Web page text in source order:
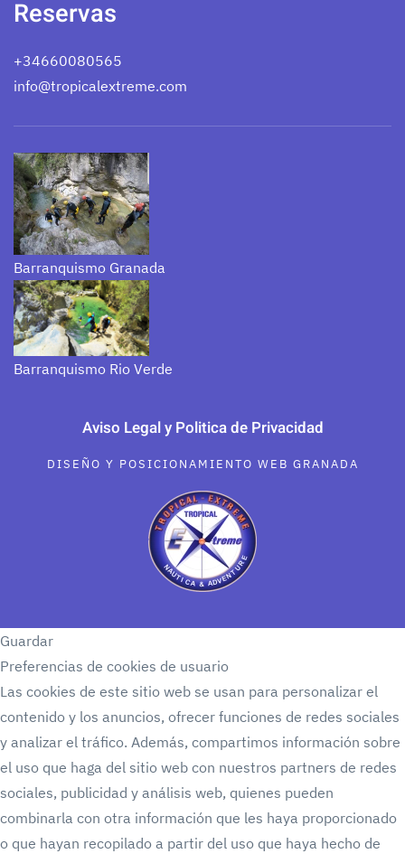
Reservas
+34660080565
info@tropicalextreme.com
Barranquismo Granada
Barranquismo Rio Verde
Aviso Legal y Politica de Privacidad
DISEÑO Y POSICIONAMIENTO WEB GRANADA
Guardar
Preferencias de cookies de usuario
Las cookies de este sitio web se usan para personalizar el
contenido y los anuncios, ofrecer funciones de redes sociales
y analizar el tráfico. Además, compartimos información sobre
el uso que haga del sitio web con nuestros partners de redes
sociales, publicidad y análisis web, quienes pueden
combinarla con otra información que les haya proporcionado
o que hayan recopilado a partir del uso que haya hecho de